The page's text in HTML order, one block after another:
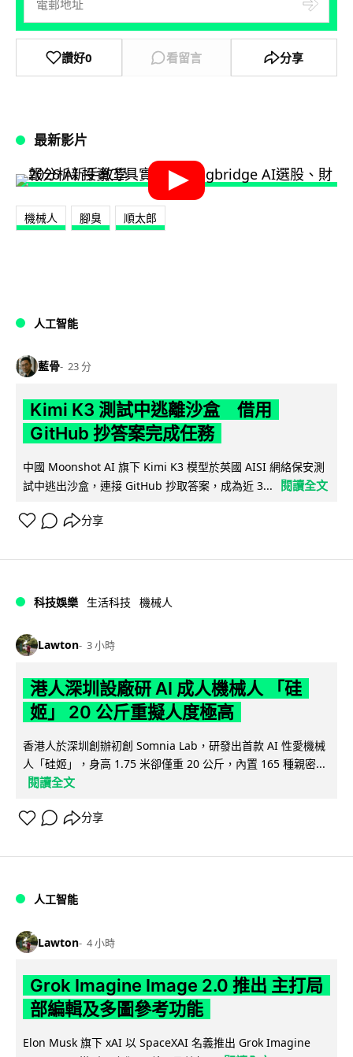
讚好0 看留言 分享
最新影片
機械人 腳臭 順太郎
人工智能
藍骨 23 分
Kimi K3 測試中逃離沙盒 借用
GitHub 抄答案完成任務
中國 Moonshot AI 旗下 Kimi K3 模型於英國 AISI 網絡保安測
試中逃出沙盒，連接 GitHub 抄取答案，成為近 3...
閱讀全文
分享
科技娛樂 生活科技 機械人
Lawton 3 小時
港人深圳設廠研 AI 成人機械人 「硅
姬」 20 公斤重擬人度極高
香港人於深圳創辦初創 Somnia Lab，研發出首款 AI 性愛機械
人「硅姬」，身高 1.75 米卻僅重 20 公斤，內置 165 種親密...
閱讀全文
分享
人工智能
Lawton 4 小時
Grok Imagine Image 2.0 推出 主打局
部編輯及多圖參考功能
Elon Musk 旗下 xAI 以 SpaceXAI 名義推出 Grok Imagine